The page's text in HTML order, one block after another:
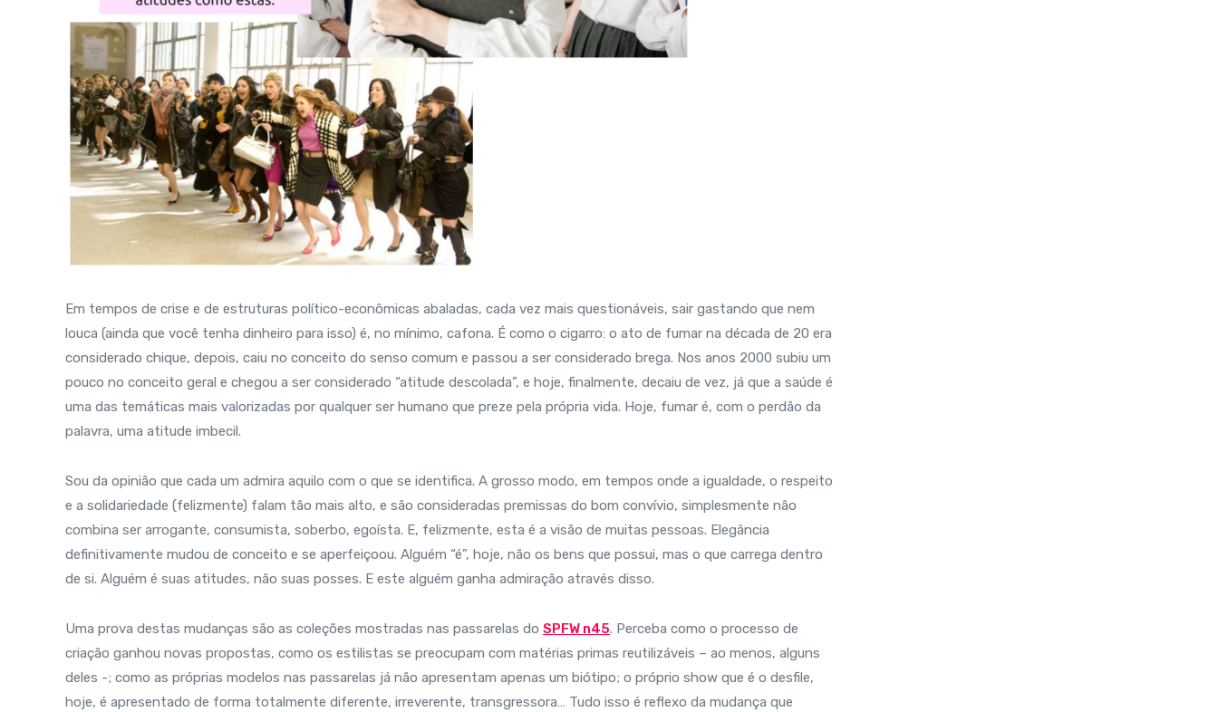
Em tempos de crise e de estruturas político-econômicas abaladas, cada vez mais questionáveis, sair gastando que nem
louca (ainda que você tenha dinheiro para isso) é, no mínimo, cafona. É como o cigarro: o ato de fumar na década de 20 era
considerado chique, depois, caiu no conceito do senso comum e passou a ser considerado brega. Nos anos 2000 subiu um
pouco no conceito geral e chegou a ser considerado “atitude descolada”, e hoje, finalmente, decaiu de vez, já que a saúde é
uma das temáticas mais valorizadas por qualquer ser humano que preze pela própria vida. Hoje, fumar é, com o perdão da
palavra, uma atitude imbecil.
Sou da opinião que cada um admira aquilo com o que se identifica. A grosso modo, em tempos onde a igualdade, o respeito
e a solidariedade (felizmente) falam tão mais alto, e são consideradas premissas do bom convívio, simplesmente não
combina ser arrogante, consumista, soberbo, egoísta. E, felizmente, esta é a visão de muitas pessoas. Elegância
definitivamente mudou de conceito e se aperfeiçoou. Alguém “é”, hoje, não os bens que possui, mas o que carrega dentro
de si. Alguém é suas atitudes, não suas posses. E este alguém ganha admiração através disso.
Uma prova destas mudanças são as coleções mostradas nas passarelas do SPFW n45. Perceba como o processo de
criação ganhou novas propostas, como os estilistas se preocupam com matérias primas reutilizáveis – ao menos, alguns
deles -; como as próprias modelos nas passarelas já não apresentam apenas um biótipo; o próprio show que é o desfile,
hoje, é apresentado de forma totalmente diferente, irreverente, transgressora… Tudo isso é reflexo da mudança que